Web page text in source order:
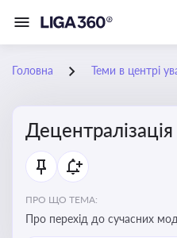
Головна Теми в центрі
ПРО ЩО ТЕМА:
Про перехід до сучасних